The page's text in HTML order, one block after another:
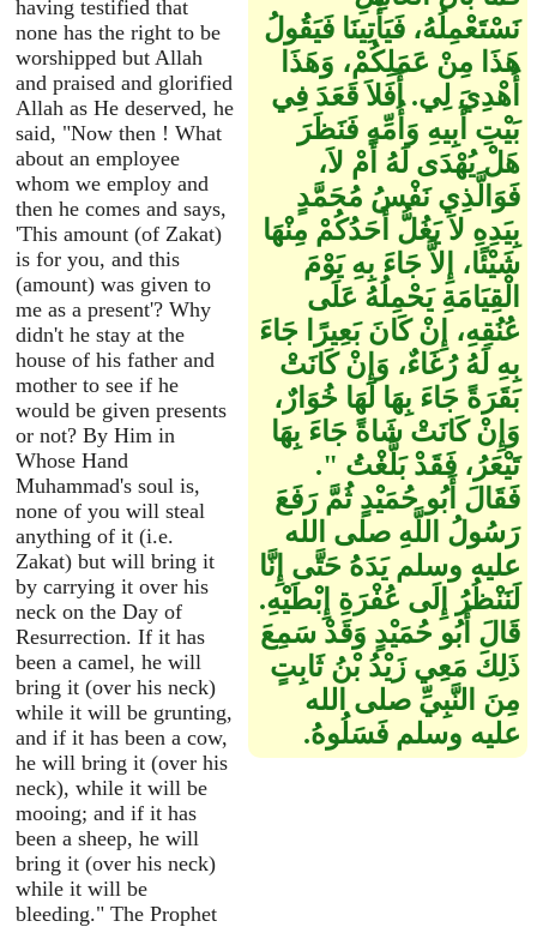
having testified that
none has the right to be
worshipped but Allah
and praised and glorified
Allah as He deserved, he
said, "Now then ! What
about an employee
whom we employ and
then he comes and says,
'This amount (of Zakat)
is for you, and this
(amount) was given to
me as a present'? Why
didn't he stay at the
house of his father and
mother to see if he
would be given presents
or not? By Him in
Whose Hand
Muhammad's soul is,
none of you will steal
anything of it (i.e.
Zakat) but will bring it
by carrying it over his
neck on the Day of
Resurrection. If it has
been a camel, he will
bring it (over his neck)
while it will be grunting,
and if it has been a cow,
he will bring it (over his
neck), while it will be
mooing; and if it has
been a sheep, he will
bring it (over his neck)
while it will be
bleeding." The Prophet
نَسْتَعْمِلُهُ، فَيَأْتِينَا فَيَقُولُ
هَذَا مِنْ عَمَلِكُمْ، وَهَذَا
أُهْدِيَ لِي‏.‏ أَفَلاَ قَعَدَ فِي
بَيْتِ أَبِيهِ وَأُمِّهِ فَنَظَرَ
هَلْ يُهْدَى لَهُ أَمْ لاَ،
فَوَالَّذِي نَفْسُ مُحَمَّدٍ
بِيَدِهِ لاَ يَغُلُّ أَحَدُكُمْ مِنْهَا
شَيْئًا، إِلاَّ جَاءَ بِهِ يَوْمَ
الْقِيَامَةِ يَحْمِلُهُ عَلَى
عُنُقِهِ، إِنْ كَانَ بَعِيرًا جَاءَ
بِهِ لَهُ رُغَاءٌ، وَإِنْ كَانَتْ
بَقَرَةً جَاءَ بِهَا لَهَا خُوَارٌ،
وَإِنْ كَانَتْ شَاةً جَاءَ بِهَا
تَيْعَرُ، فَقَدْ بَلَّغْتُ ‏"‏‏.‏
فَقَالَ أَبُو حُمَيْدٍ ثُمَّ رَفَعَ
رَسُولُ اللَّهِ صلى الله
عليه وسلم يَدَهُ حَتَّى إِنَّا
لَنَنْظُرُ إِلَى عُفْرَةِ إِبْطَيْهِ‏.‏
قَالَ أَبُو حُمَيْدٍ وَقَدْ سَمِعَ
ذَلِكَ مَعِي زَيْدُ بْنُ ثَابِتٍ
مِنَ النَّبِيِّ صلى الله
عليه وسلم فَسَلُوهُ‏.‏